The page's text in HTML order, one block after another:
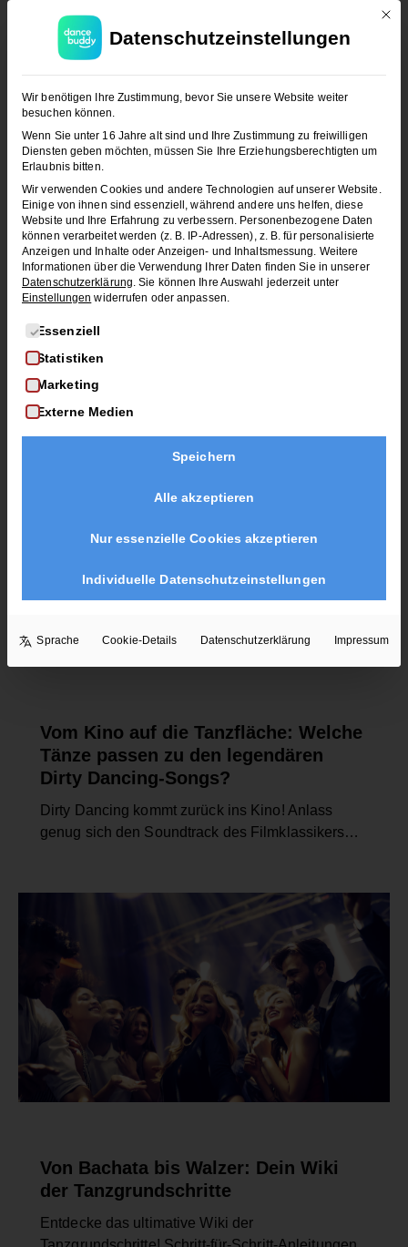
ALLGEMEIN FAQ
Welche Tänze gibt es? Standard-,
Latein-, Swing- und Latinotänze im
Entdecke die verschiedenen Tanzstile: von
Vom Kino auf die Tanzfläche: Welche
Tänze passen zu den legendären
Dirty Dancing-Songs?
Dirty Dancing kommt zurück ins Kino! Anlass
genug sich den Soundtrack des Filmklassikers…
Von Bachata bis Walzer: Dein Wiki
der Tanzgrundschritte
Entdecke das ultimative Wiki der
Mit
Datenschutzeinstellungen
Wir benötigen Ihre Zustimmung, bevor Sie unsere Website weiter
besuchen können.
Wenn Sie unter 16 Jahre alt sind und Ihre Zustimmung zu freiwilligen
Diensten geben möchten, müssen Sie Ihre Erziehungsberechtigten um
Erlaubnis bitten.
Wir verwenden Cookies und andere Technologien auf unserer Website.
Einige von ihnen sind essenziell, während andere uns helfen, diese
Website und Ihre Erfahrung zu verbessern. Personenbezogene Daten
können verarbeitet werden (z. B. IP-Adressen), z. B. für personalisierte
Anzeigen und Inhalte oder Anzeigen- und Inhaltsmessung. Weitere
Informationen über die Verwendung Ihrer Daten finden Sie in unserer
Datenschutzerklärung. Sie können Ihre Auswahl jederzeit unter
Einstellungen widerrufen oder anpassen.
Es folgt eine Liste der Service-Gruppen, für die eine
Essenziell
Statistiken
Marketing
Externe Medien
Speichern
Alle akzeptieren
Nur essenzielle Cookies akzeptieren
Individuelle Datenschutzeinstellungen
Sprache Cookie-Details Datenschutzerklärung Impressum